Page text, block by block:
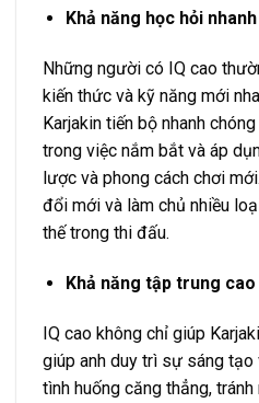
Khả năng học hỏi nhanh
Những người có IQ cao
kiến thức và kỹ năng mới
Karjakin tiến bộ nhanh
trong việc nắm bắt và áp
lược và phong cách chơi
đổi mới và làm chủ nhiều
thế trong thi đấu.
Khả năng tập trung
IQ cao không chỉ giúp
giúp anh duy trì sự sáng
tình huống căng thẳng,